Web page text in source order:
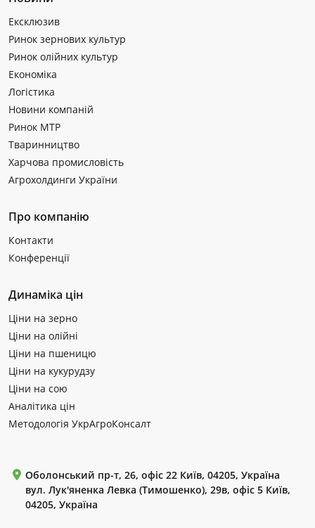
Ексклюзив
Ринок зернових культур
Ринок олійних культур
Економіка
Логістика
Новини компаній
Ринок МТР
Тваринництво
Харчова промисловість
Агрохолдинги України
Про компанію
Контакти
Конференції
Динаміка цін
Ціни на зерно
Ціни на олійні
Ціни на пшеницю
Ціни на кукурудзу
Ціни на сою
Аналітика цін
Методологія УкрАгроКонсалт
Оболонський пр-т, 26, офіс 22 Київ, 04205, Україна
вул. Лук'яненка Левка (Тимошенко), 29в, офіс 5 Київ,
04205, Україна